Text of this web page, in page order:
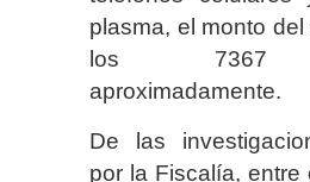
plasma, el monto
los 7367
aproximadamente.
De las
por la Fiscalía, entre